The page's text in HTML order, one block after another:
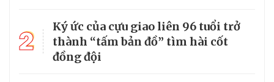
2
Ký ức của cựu giao liên 96 tuổi trở
thành “tấm bản đồ” tìm hài cốt
đồng đội